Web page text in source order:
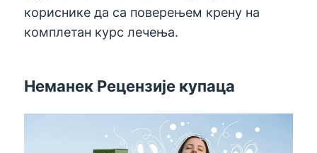
кориснике да са поверењем крену на
комплетан курс лечења.
Неманек Рецензије купаца